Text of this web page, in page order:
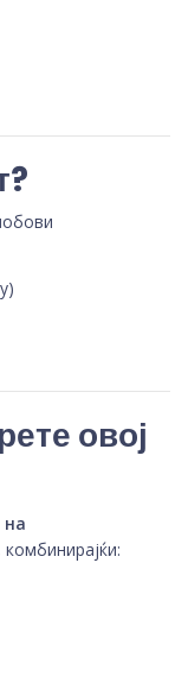
овој
на
комбинирајќи: